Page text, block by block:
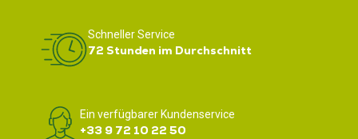
Schneller Service
72 Stunden im Durchschnitt
Ein verfügbarer Kundenservice
+33 9 72 10 22 50